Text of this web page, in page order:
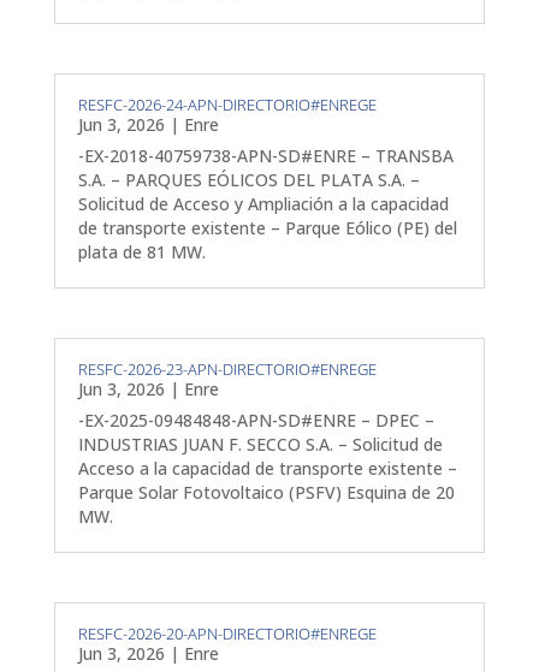
RESFC-2026-24-APN-DIRECTORIO#ENREGE
Jun 3, 2026 | Enre
-EX-2018-40759738-APN-SD#ENRE – TRANSBA
S.A. – PARQUES EÓLICOS DEL PLATA S.A. –
Solicitud de Acceso y Ampliación a la capacidad
de transporte existente – Parque Eólico (PE) del
plata de 81 MW.
RESFC-2026-23-APN-DIRECTORIO#ENREGE
Jun 3, 2026 | Enre
-EX-2025-09484848-APN-SD#ENRE – DPEC –
INDUSTRIAS JUAN F. SECCO S.A. – Solicitud de
Acceso a la capacidad de transporte existente –
Parque Solar Fotovoltaico (PSFV) Esquina de 20
MW.
RESFC-2026-20-APN-DIRECTORIO#ENREGE
Jun 3, 2026 | Enre